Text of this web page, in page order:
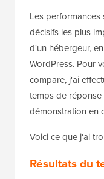
Les
décisifs les plus
d'un hébergeur,
WordPress. Pour
compare, j'ai
temps de
démonstration en
Voici ce que j'ai
Résultats du